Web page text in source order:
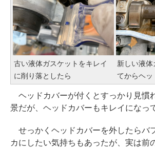
古い液体ガスケットをキレイ
に削り落としたら
新しい液体
てからヘッ
ヘッドカバーが付くとすっかり見慣
景だが、ヘッドカバーもキレイになっ
せっかくヘッドカバーを外したらバ
カにしたい気持ちもあったが、実は前